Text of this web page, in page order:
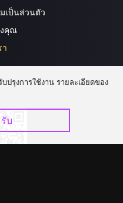
เป็นส่วนตัว
คุณ
า
ปรุงการใช้งาน รายละเอียดของ
บ